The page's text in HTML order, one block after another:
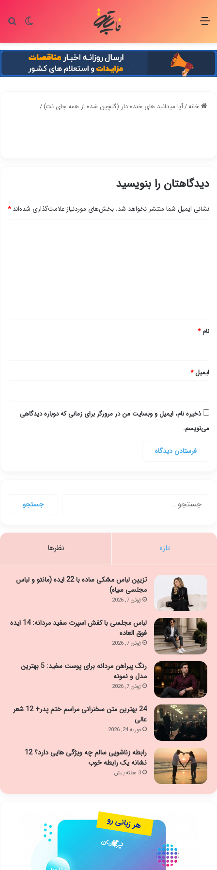
تغییر منو
خانه/آیا میدانید های خنده دار (گلچین شده از همه جای نت)/
دیدگاهتان را بنویسید
نشانی ایمیل شما منتشر نخواهد شد. بخش‌های موردنیاز علامت‌گذاری شده‌اند*
نام*
ایمیل*
ذخیره نام، ایمیل و وبسایت من در مرورگر برای زمانی که دوباره دیدگاهی
می‌نویسم.
تازه نظرها
تزیین لباس مشکی ساده با 22 ایده (مانتو و لباس
مجلسی سیاه)
ژوئن 7, 2026
لباس مجلسی با کفش اسپرت سفید مردانه: 14 ایده
فوق العاده
ژوئن 7, 2026
رنگ پیراهن مردانه برای پوست سفید: 5 بهترین
مدل و نمونه
ژوئن 7, 2026
24 بهترین متن سخنرانی مراسم ختم پدر+ 12 شعر
عالی
فوریه 24, 2026
رابطه زناشویی سالم چه ویژگی هایی دارد؟ 12
نشانه یک رابطه خوب
3 هفته پیش